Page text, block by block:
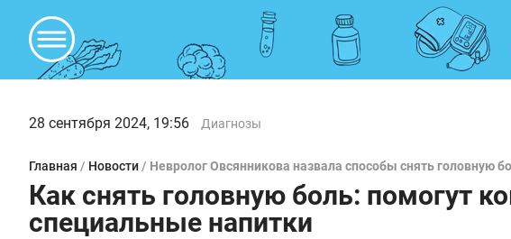
28 сентября 2024, 19:56 Диагнозы
Главная / Новости / Невролог Овсянникова назвала способы снять головную
Как снять головную боль: помогут
специальные напитки